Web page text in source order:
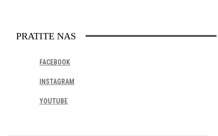
PRATITE NAS
FACEBOOK
INSTAGRAM
YOUTUBE